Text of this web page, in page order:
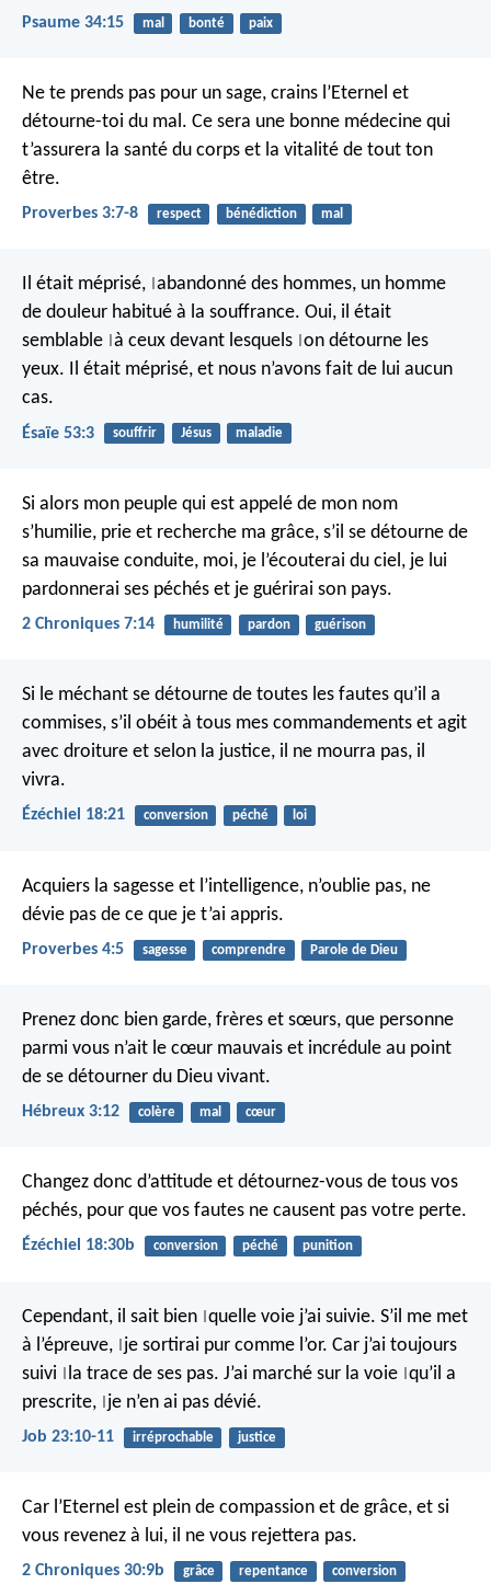
Psaume 34:15 mal bonté paix
Ne te prends pas pour un sage, crains l’Eternel et
détourne-toi du mal. Ce sera une bonne médecine qui
t’assurera la santé du corps et la vitalité de tout ton
être.
Proverbes 3:7-8 respect bénédiction mal
Il était méprisé, abandonné des hommes, un homme
de douleur habitué à la souffrance. Oui, il était
semblable à ceux devant lesquels on détourne les
yeux. Il était méprisé, et nous n’avons fait de lui aucun
cas.
Ésaïe 53:3 souffrir Jésus maladie
Si alors mon peuple qui est appelé de mon nom
s’humilie, prie et recherche ma grâce, s’il se détourne de
sa mauvaise conduite, moi, je l’écouterai du ciel, je lui
pardonnerai ses péchés et je guérirai son pays.
2 Chroniques 7:14 humilité pardon guérison
Si le méchant se détourne de toutes les fautes qu’il a
commises, s’il obéit à tous mes commandements et agit
avec droiture et selon la justice, il ne mourra pas, il
vivra.
Ézéchiel 18:21 conversion péché loi
Acquiers la sagesse et l’intelligence, n’oublie pas, ne
dévie pas de ce que je t’ai appris.
Proverbes 4:5 sagesse comprendre Parole de Dieu
Prenez donc bien garde, frères et sœurs, que personne
parmi vous n’ait le cœur mauvais et incrédule au point
de se détourner du Dieu vivant.
Hébreux 3:12 colère mal cœur
Changez donc d’attitude et détournez-vous de tous vos
péchés, pour que vos fautes ne causent pas votre perte.
Ézéchiel 18:30b conversion péché punition
Cependant, il sait bien quelle voie j’ai suivie. S’il me met
à l’épreuve, je sortirai pur comme l’or. Car j’ai toujours
suivi
la trace de ses pas. J’ai marché sur la voie qu’il a
prescrite, je n’en ai pas dévié.
Job 23:10-11 irréprochable justice
Car l’Eternel est plein de compassion et de grâce, et si
vous revenez à lui, il ne vous rejettera pas.
2 Chroniques 30:9b grâce repentance conversion